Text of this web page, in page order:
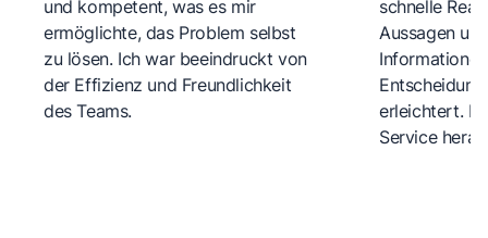
und kompetent, was es mir
ermöglichte, das Problem selbst
zu lösen. Ich war beeindruckt von
der Effizienz und Freundlichkeit
des Teams.
schnelle
Aussagen
erleichtert.
Service